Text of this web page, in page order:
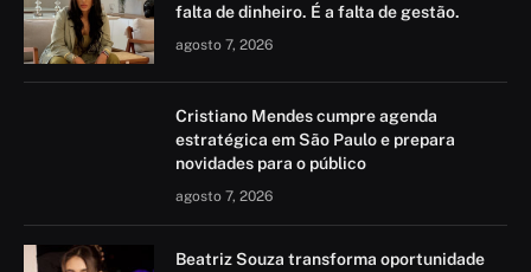
falta de dinheiro. É a falta de gestão.
agosto 7, 2026
Cristiano Mendes cumpre agenda
estratégica em São Paulo e prepara
novidades para o público
agosto 7, 2026
Beatriz Souza transforma oportunidade